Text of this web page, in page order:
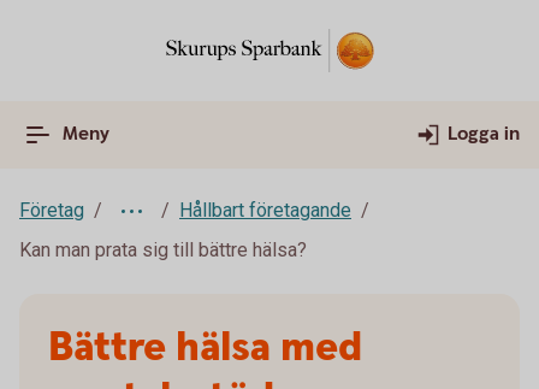
Meny Logga in
Företag
Hållbart företagande
Kan man prata sig till bättre hälsa?
Bättre hälsa med